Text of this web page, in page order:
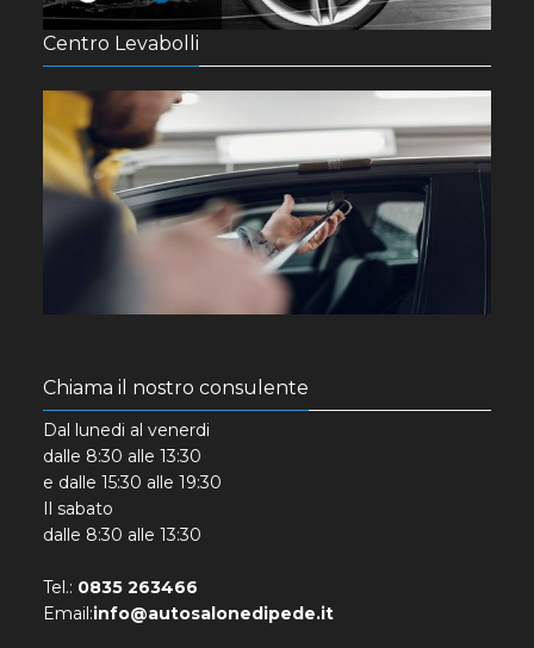
Centro Levabolli
Chiama il nostro consulente
Dal lunedi al venerdi
dalle 8:30 alle 13:30
e dalle 15:30 alle 19:30
Il sabato
dalle 8:30 alle 13:30
Tel.: 0835 263466
Email:info@autosalonedipede.it